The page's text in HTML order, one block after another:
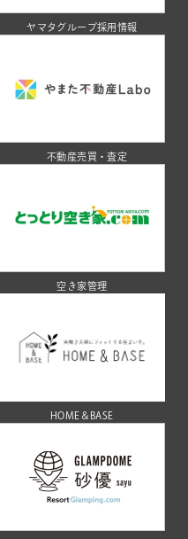
ヤマタグループ採用情報
不動産売買・査定
空き家管理
HOME＆BASE